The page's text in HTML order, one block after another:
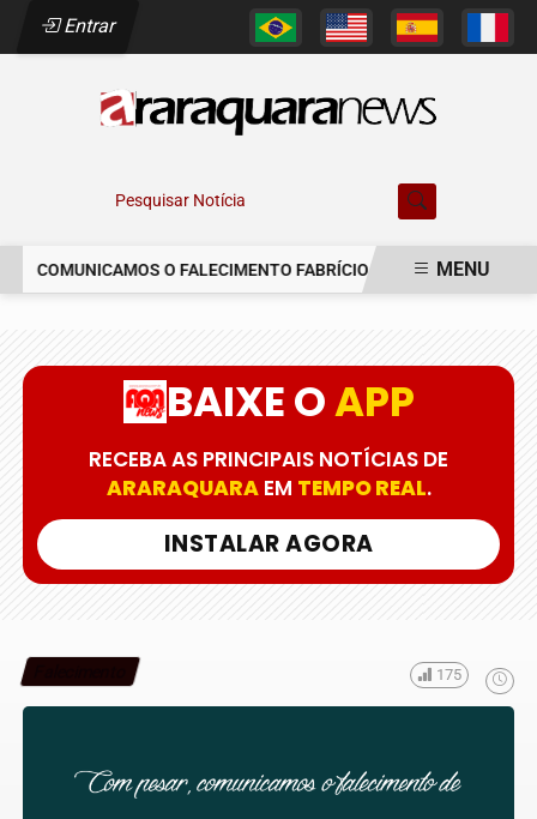
Entrar
Pesquisar Notícia
COMUNICAMOS O FALECIMENTO FABRÍCIO AUGUSTO FERREIRA
MENU
BAIXE OAPP
RECEBA AS PRINCIPAIS NOTÍCIAS DE
ARARAQUARAEM TEMPO REAL.
INSTALAR AGORA
175